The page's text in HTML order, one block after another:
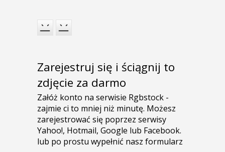
Zarejestruj się i ściągnij to
zdjęcie za darmo